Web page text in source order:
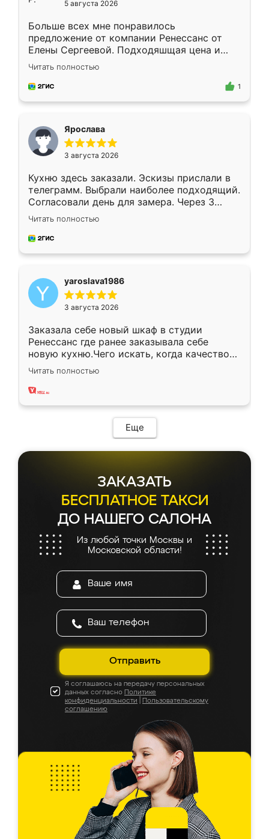
5 августа 2026
Больше всех мне понравилось
предложение от компании Ренессанс от
Елены Сергеевой. Подходяшщая цена и
короткие сроки изготовления. Приехавший
для замера сотрудник Владислав
предложил по моему эскизу самый
Читать полностью
1
Ярослава
3 августа 2026
Кухню здесь заказали. Эскизы прислали в
телеграмм. Выбрали наиболее подходящий.
Согласовали день для замера. Через 3
недели кухня была уже готова. Остались
довольны работой. Спасибо Ренессанс
мебель за качественную работу!
Читать полностью
yaroslava1986
3 августа 2026
Заказала себе новый шкаф в студии
Ренессанс где ранее заказывала себе
новую кухню.Чего искать, когда качеством
вполне довольна. Служит кухня уже почти
два года, нареканий нет.
Читать полностью
Еще
ЗАКАЗАТЬ
БЕСПЛАТНОЕ ТАКСИ
ДО НАШЕГО САЛОНА
Из любой точки Москвы и
Московской области!
Отправить
Я соглашаюсь на передачу персональных
данных согласно Политике
конфиденциальности
Пользовательскому
соглашению